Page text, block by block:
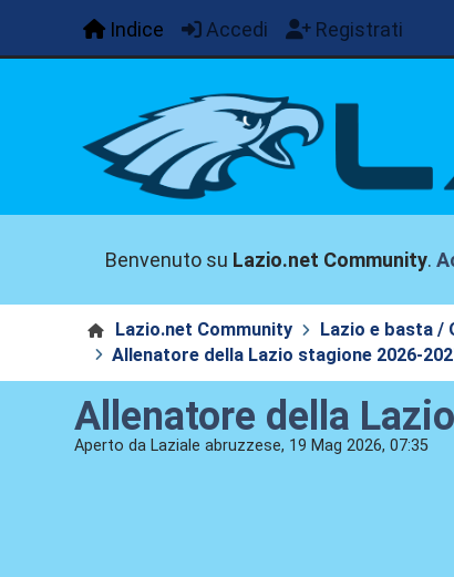
Indice Accedi Registrati
Benvenuto su Lazio.net Community.
Lazio.net Community Lazio e basta /
Allenatore della Lazio stagione 2026-
Allenatore della
Aperto da Laziale abruzzese, 19 Mag 2026, 07:35